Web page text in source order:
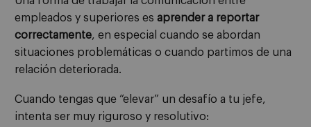
empleados y superiores es aprender a reportar
correctamente, en especial cuando se abordan
situaciones problemáticas o cuando partimos de una
relación deteriorada.
Cuando tengas que “elevar” un desafío a tu jefe,
intenta ser muy riguroso y resolutivo: